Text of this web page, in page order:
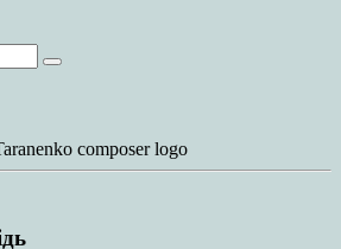
Search
composer logo